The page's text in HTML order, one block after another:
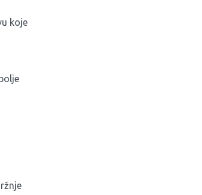
koje